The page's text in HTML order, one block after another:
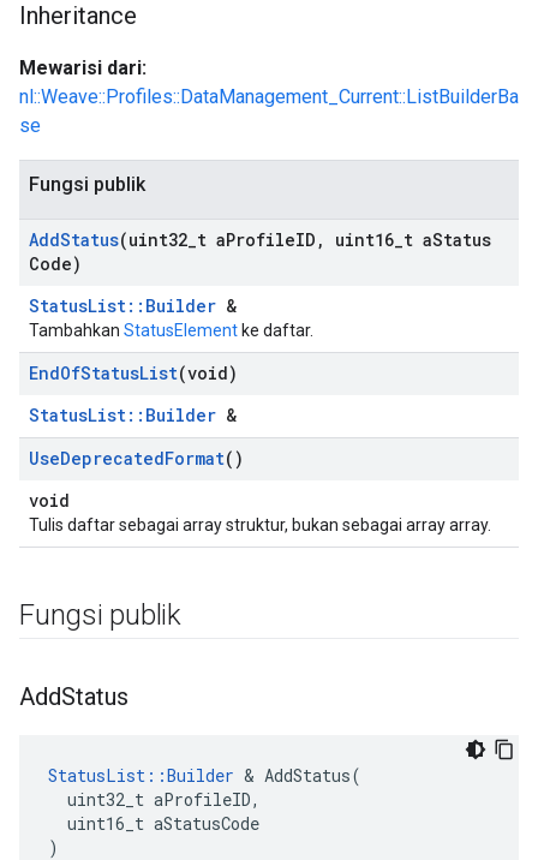
Inheritance
Mewarisi dari:
nl::Weave::Profiles::DataManagement_Current::ListBuilderBa
se
Fungsi publik
AddStatus(uint32 t aProfileID , uint16 t aStatus
Code)
StatusList::Builder &
Tambahkan StatusElement ke daftar.
EndOfStatusList(void)
StatusList::Builder &
UseDeprecatedFormat()
void
Tulis daftar sebagai array struktur, bukan sebagai array array.
Fungsi publik
AddStatus
StatusList::Builder & AddStatus(
  uint32_t aProfileID,
  uint16_t aStatusCode
)